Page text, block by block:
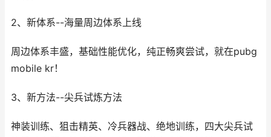
2、新体系--海量周边体系上线
周边体系丰盛，基础性能优化，纯正畅爽尝试，就在pubg
mobile kr！
3、新方法--尖兵试炼方法
神装训练、狙击精英、冷兵器战、绝地训练，四大尖兵试